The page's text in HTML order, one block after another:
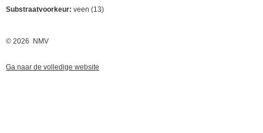
Substraatvoorkeur: veen (13)
© 2026 NMV
Ga naar de volledige website